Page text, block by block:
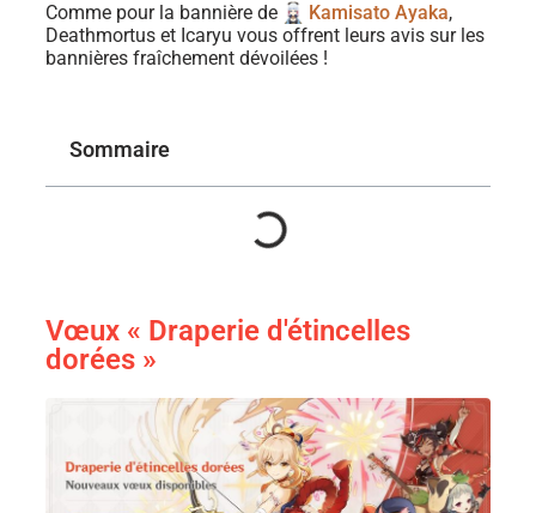
Comme pour la bannière de Kamisato Ayaka,
Deathmortus et Icaryu vous offrent leurs avis sur les
bannières fraîchement dévoilées !
Sommaire
Vœux « Draperie d'étincelles
dorées »